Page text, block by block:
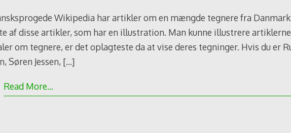
Wikipedia har artikler om en mængde tegnere fra
af disse artikler, som har en illustration. Man kunne illustrere
om tegnere, er det oplagteste da at vise deres tegninger. Hvis du er
Søren Jessen, […]
Read More…